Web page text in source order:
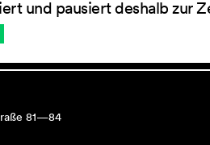
und pausiert deshalb zur
81—84